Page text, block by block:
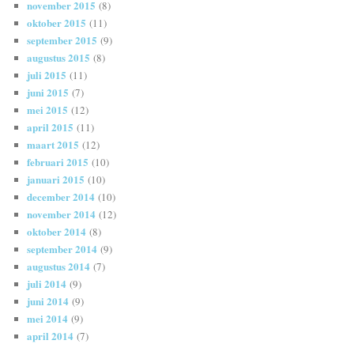
november 2015 (8)
oktober 2015 (11)
september 2015 (9)
augustus 2015 (8)
juli 2015 (11)
juni 2015 (7)
mei 2015 (12)
april 2015 (11)
maart 2015 (12)
februari 2015 (10)
januari 2015 (10)
december 2014 (10)
november 2014 (12)
oktober 2014 (8)
september 2014 (9)
augustus 2014 (7)
juli 2014 (9)
juni 2014 (9)
mei 2014 (9)
april 2014 (7)